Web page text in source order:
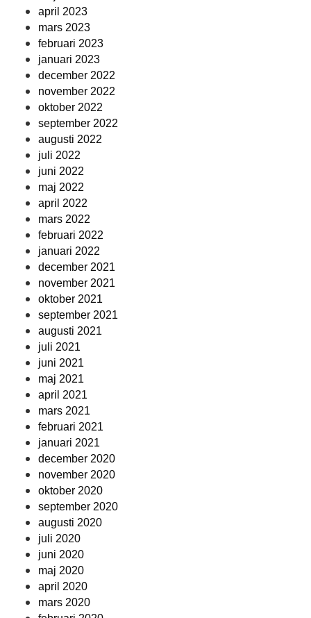
april 2023
mars 2023
februari 2023
januari 2023
december 2022
november 2022
oktober 2022
september 2022
augusti 2022
juli 2022
juni 2022
maj 2022
april 2022
mars 2022
februari 2022
januari 2022
december 2021
november 2021
oktober 2021
september 2021
augusti 2021
juli 2021
juni 2021
maj 2021
april 2021
mars 2021
februari 2021
januari 2021
december 2020
november 2020
oktober 2020
september 2020
augusti 2020
juli 2020
juni 2020
maj 2020
april 2020
mars 2020